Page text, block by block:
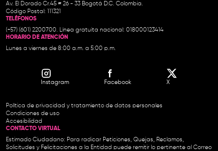
Av. El Dorado Cr.45 # 26 - 33 Bogotá D.C. Colombia.
Código Postal: 111321
TELÉFONOS
(+57) (601) 2200700. Línea gratuita nacional: 018000123414
HORARIO DE ATENCIÓN
Lunes a viernes de 8:00 a.m. a 5:00 p.m.
Instagram Facebook X
Política de privacidad y tratamiento de datos personales
Condiciones de uso
Accesibilidad
CONTACTO VIRTUAL
Estimado Ciudadano: Para radicar Peticiones, Quejas, Reclamos,
Solicitudes y Felicitaciones a la Entidad puede remitir lo pertinente al Correo